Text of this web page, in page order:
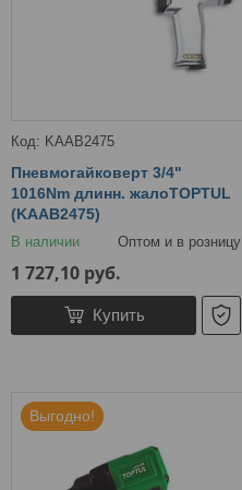
KAAB2475
Пневмогайковерт 3/4"
1016Nm длинн. жалоTOPTUL
(KAAB2475)
В наличии Оптом и в розницу
1 727,10 руб.
Купить
Выгодно!